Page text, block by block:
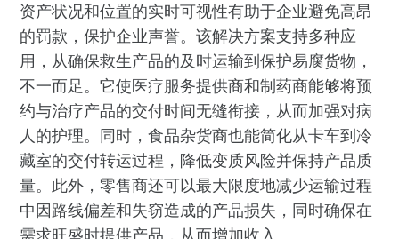
资产状况和位置的实时可视性有助于企业避免高昂
的罚款，保护企业声誉。该解决方案支持多种应
用，从确保救生产品的及时运输到保护易腐货物，
不一而足。它使医疗服务提供商和制药商能够将预
约与治疗产品的交付时间无缝衔接，从而加强对病
人的护理。同时，食品杂货商也能简化从卡车到冷
藏室的交付转运过程，降低变质风险并保持产品质
量。此外，零售商还可以最大限度地减少运输过程
中因路线偏差和失窃造成的产品损失，同时确保在